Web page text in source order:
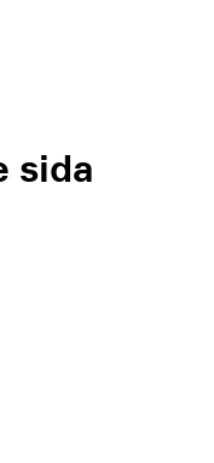
sida